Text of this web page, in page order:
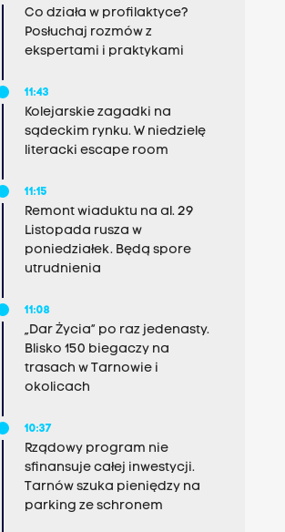
Co działa w profilaktyce?
Posłuchaj rozmów z
ekspertami i praktykami
11:43
Kolejarskie zagadki na
sądeckim rynku. W niedzielę
literacki escape room
11:15
Remont wiaduktu na al. 29
Listopada rusza w
poniedziałek. Będą spore
utrudnienia
11:08
„Dar Życia” po raz jedenasty.
Blisko 150 biegaczy na
trasach w Tarnowie i
okolicach
10:37
Rządowy program nie
sfinansuje całej inwestycji.
Tarnów szuka pieniędzy na
parking ze schronem